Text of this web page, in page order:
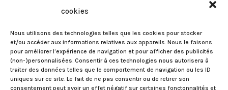
cookies
Nous utilisons des technologies telles que les cookies pour stocker
et/ou accéder aux informations relatives aux appareils. Nous le faisons
pour améliorer l’expérience de navigation et pour afficher des publicités
(non-)personnalisées. Consentir à ces technologies nous autorisera à
traiter des données telles que le comportement de navigation ou les ID
uniques sur ce site. Le fait de ne pas consentir ou de retirer son
consentement peut avoir un effet négatif sur certaines fonctonnalités et
COQUETTERIES(24)
FRUITS(44)
GOURMANDISES(105)